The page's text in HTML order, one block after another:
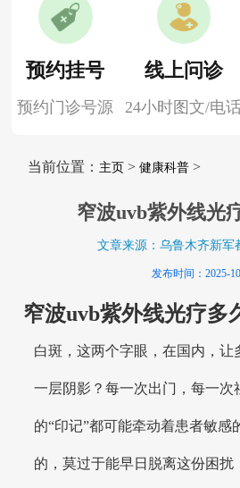
预约挂号
预约门诊号源
线上问诊
24小时图文/电
当前位置： 主页> 健康科普>
窄波uvb紫外线光
文章来源：乌鲁木齐新军
发布时间：2025-
窄波uvb紫外线光疗多
白斑，这两个字眼，在国内，让
一层阴影？每一次出门，每一次
的“印记”都可能牵动着患者敏感
的，莫过于能早日脱离这份困扰